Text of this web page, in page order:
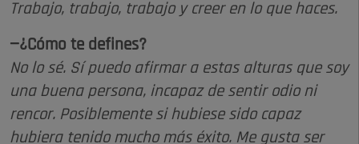
Trabajo, trabajo, trabajo y creer en lo que haces.
—¿Cómo te defines?
No lo sé. Sí puedo afirmar a estas alturas que soy
una buena persona, incapaz de sentir odio ni
rencor. Posiblemente si hubiese sido capaz
hubiera tenido mucho más éxito. Me gusta ser